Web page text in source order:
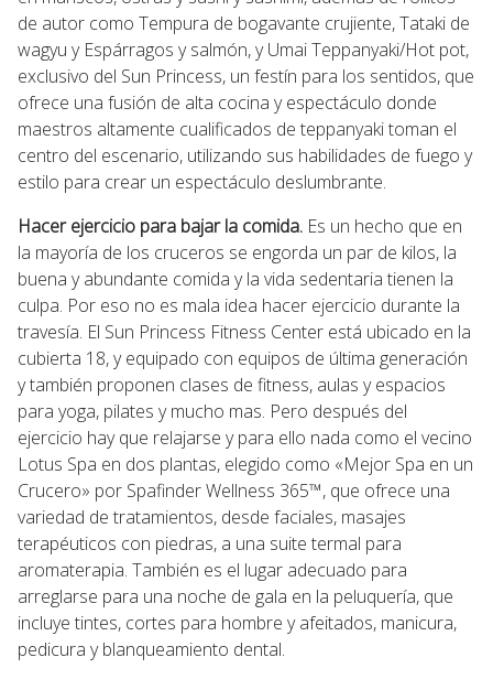
de autor como Tempura de bogavante crujiente, Tataki de
wagyu y Espárragos y salmón, y Umai Teppanyaki/Hot pot,
exclusivo del Sun Princess, un festín para los sentidos, que
ofrece una fusión de alta cocina y espectáculo donde
maestros altamente cualificados de teppanyaki toman el
centro del escenario, utilizando sus habilidades de fuego y
estilo para crear un espectáculo deslumbrante.
Hacer ejercicio para bajar la comida. Es un hecho que en
la mayoría de los cruceros se engorda un par de kilos, la
buena y abundante comida y la vida sedentaria tienen la
culpa. Por eso no es mala idea hacer ejercicio durante la
travesía. El Sun Princess Fitness Center está ubicado en la
cubierta 18, y equipado con equipos de última generación
y también proponen clases de fitness, aulas y espacios
para yoga, pilates y mucho mas. Pero después del
ejercicio hay que relajarse y para ello nada como el vecino
Lotus Spa en dos plantas, elegido como «Mejor Spa en un
Crucero» por Spafinder Wellness 365™, que ofrece una
variedad de tratamientos, desde faciales, masajes
terapéuticos con piedras, a una suite termal para
aromaterapia. También es el lugar adecuado para
arreglarse para una noche de gala en la peluquería, que
incluye tintes, cortes para hombre y afeitados, manicura,
pedicura y blanqueamiento dental.